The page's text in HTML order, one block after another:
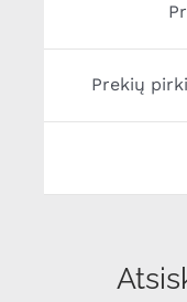
Prekių